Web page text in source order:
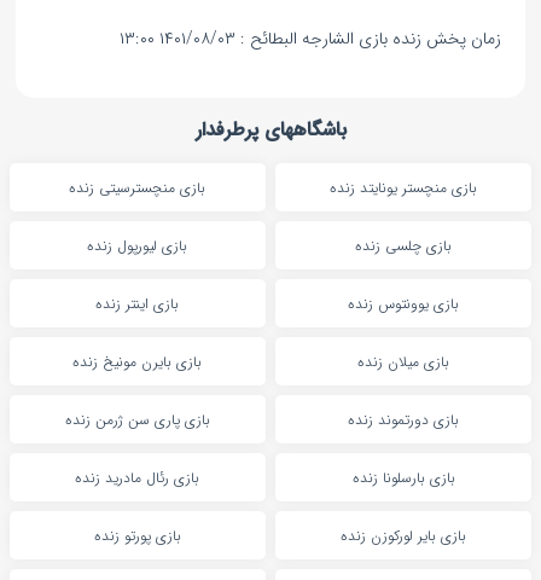
زمان پخش زنده بازی الشارجه البطائح : ۱۴۰۱/۰۸/۰۳ ۱۳:۰۰
باشگاههای پرطرفدار
بازی منچستر یونایتد زنده بازی منچسترسیتی زنده
بازی چلسی زنده بازی لیورپول زنده
بازی یوونتوس زنده بازی اینتر زنده
بازی میلان زنده بازی بایرن مونیخ زنده
بازی دورتموند زنده بازی پاری سن ژرمن زنده
بازی بارسلونا زنده بازی رئال مادرید زنده
بازی بایر لورکوزن زنده بازی پورتو زنده